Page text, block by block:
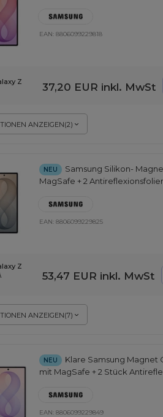
EAN: 8806099229818
ANZEIGEN(2)
Z
37,20 EUR inkl. MwSt
NEU
Samsung Silikon-
MagSafe + 2
EAN: 8806099229825
ANZEIGEN(7)
Z
53,47 EUR inkl. MwSt
NEU
Klare Samsung Magnet
mit MagSafe + 2 Stück
EAN: 8806099229849